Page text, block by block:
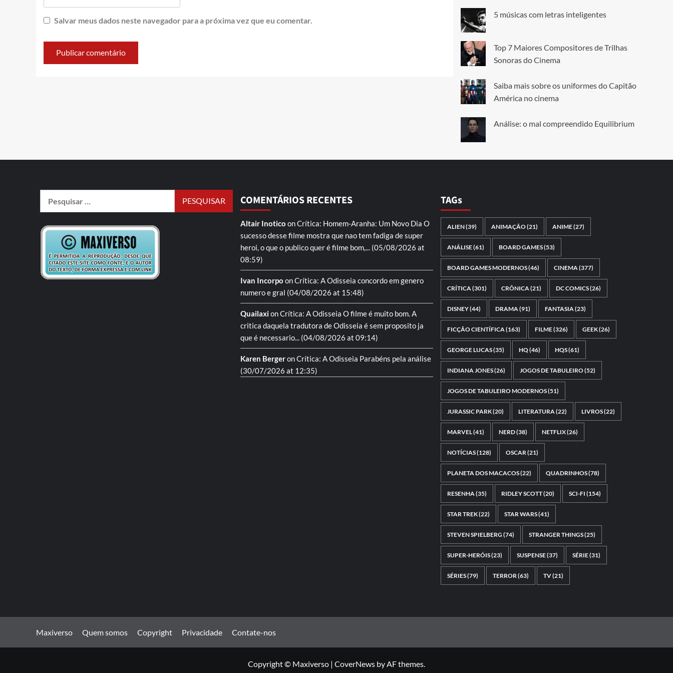
Salvar meus dados neste navegador para a próxima vez que eu comentar.
5 músicas com letras inteligentes
Top 7 Maiores Compositores de Trilhas
Sonoras do Cinema
Saiba mais sobre os uniformes do Capitão
América no cinema
Análise: o mal compreendido Equilibrium
COMENTÁRIOS RECENTES
Altair Inotico onCrítica: Homem-Aranha: Um Novo Dia O
sucesso desse filme mostra que nao tem fadiga de super
heroi, o que o publico quer é filme bom,... (05/08/2026 at
08:59)
Ivan Incorpo onCrítica: A Odisseia concordo em genero
numero e gral (04/08/2026 at 15:48)
QuailaxionCrítica: A Odisseia O filme é muito bom. A
critica daquela tradutora de Odisseia é sem proposito ja
que é necessario... (04/08/2026 at 09:14)
Karen BergeronCrítica: A Odisseia Parabéns pela análise
(30/07/2026 at 12:35)
TAGs
ALIEN(39) ANIMAÇÃO(21) ANIME(27)
ANÁLISE(61) BOARD GAMES(53)
BOARD GAMES MODERNOS(46) CINEMA (377)
CRÍTICA (301) CRÔNICA (21) DC COMICS(26)
DISNEY(44) DRAMA (91) FANTASIA (23)
FICÇÃO CIENTÍFICA (163) FILME(326) GEEK(26)
GEORGE LUCAS(35) HQ(46) HQS(61)
INDIANA JONES(26) JOGOS DE TABULEIRO(52)
JOGOS DE TABULEIRO MODERNOS(51)
JURASSIC PARK(20) LITERATURA (22) LIVROS(22)
MARVEL(41) NERD(38) NETFLIX(26)
NOTÍCIAS(128) OSCAR (21)
PLANETA DOS MACACOS(22) QUADRINHOS(78)
RESENHA (35) RIDLEY SCOTT(20) SCI-FI (154)
STAR TREK(22) STAR WARS(41)
STEVEN SPIELBERG (74) STRANGER THINGS(25)
SUPER-HERÓIS(23) SUSPENSE(37) SÉRIE(31)
SÉRIES(79) TERROR (63) TV(21)
Maxiverso Quem somos Copyright Privacidade Contate-nos
Copyright © Maxiverso | CoverNews by AF themes.